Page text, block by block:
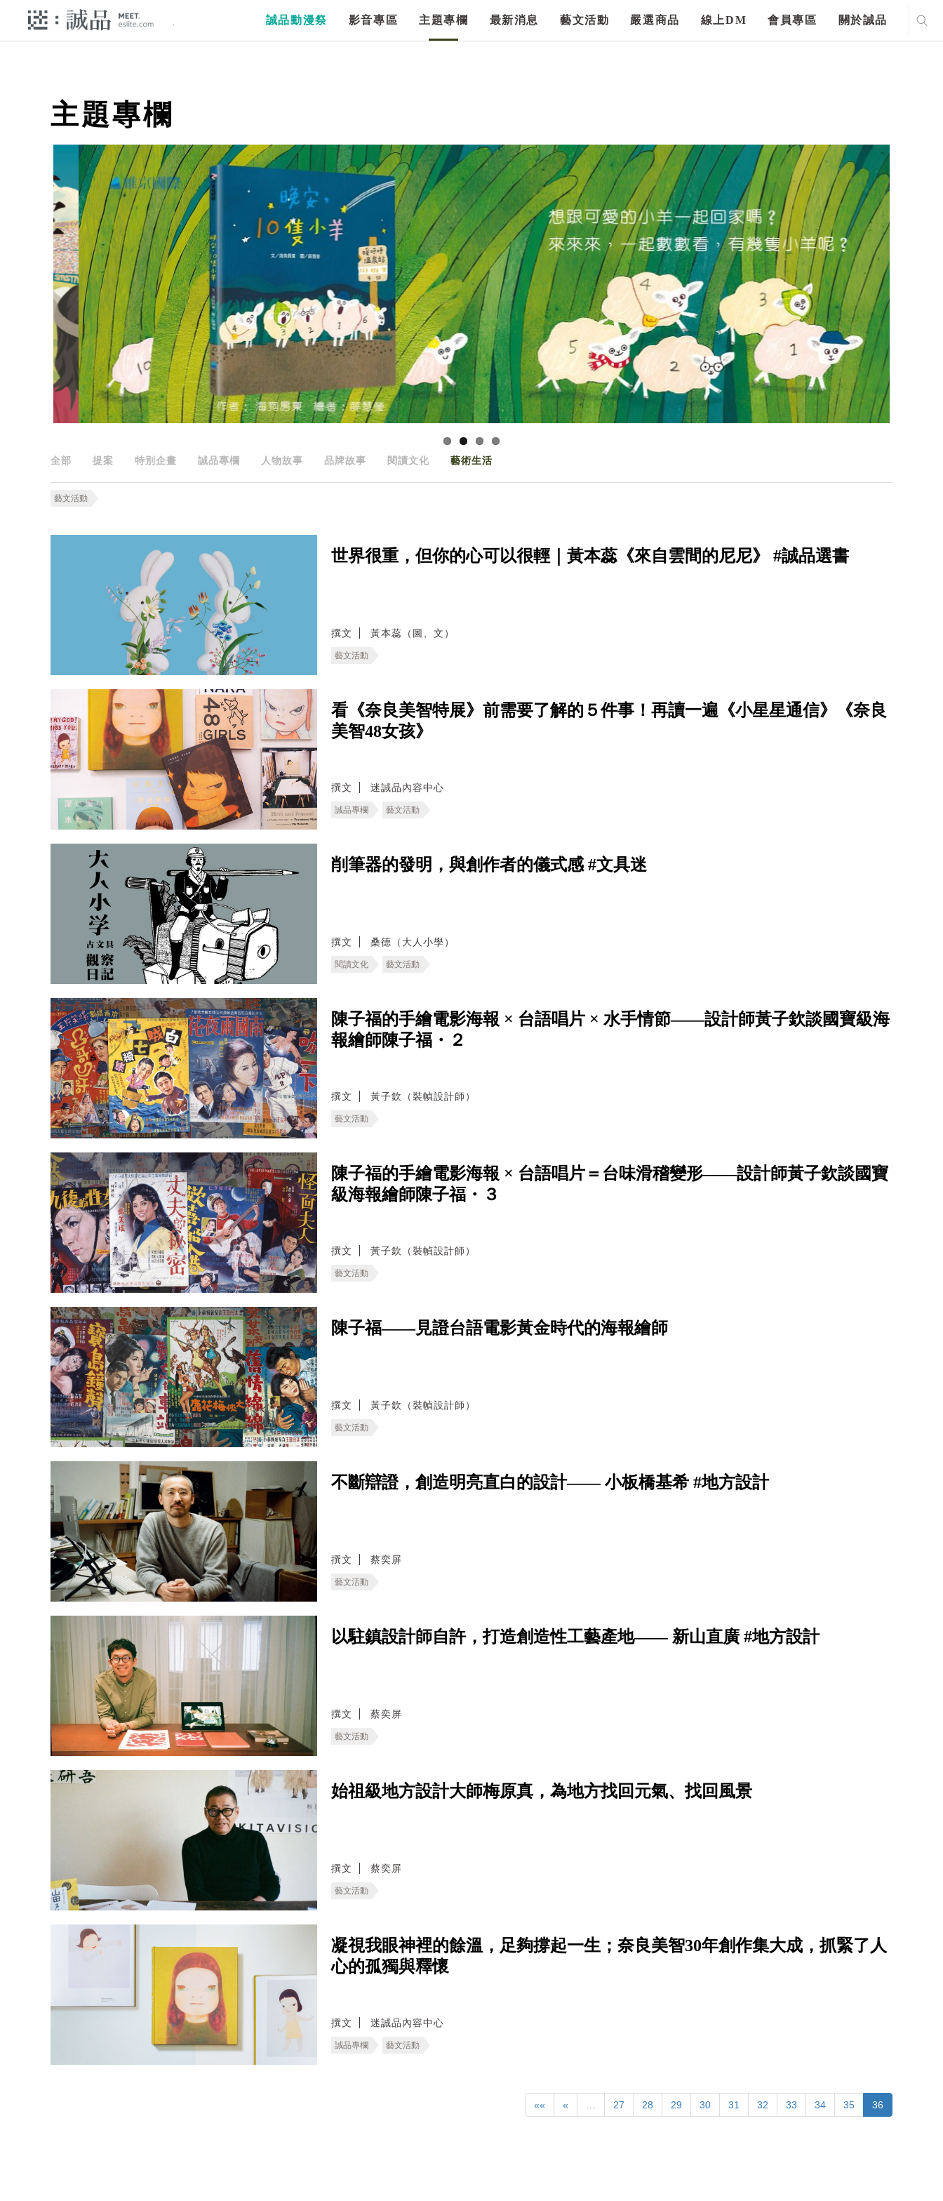
誠品動漫祭 影音專區 主題專欄 最新消息 藝文活動 嚴選商品 線上DM 會員專區 關於誠品
主題專欄
全部 提案 特別企畫 誠品專欄 人物故事 品牌故事 閱讀文化 藝術生活
藝文活動
世界很重，但你的心可以很輕｜黃本蕊《來自雲間的尼尼》 #誠品選書
撰文 黃本蕊（圖、文）
藝文活動
看《奈良美智特展》前需要了解的５件事！再讀一遍《小星星通信》《奈良
美智48女孩》
撰文 迷誠品內容中心
誠品專欄 藝文活動
削筆器的發明，與創作者的儀式感 #文具迷
撰文 桑德（大人小學）
閱讀文化 藝文活動
陳子福的手繪電影海報 × 台語唱片 × 水手情節——設計師黃子欽談國寶級海
報繪師陳子福・２
撰文 黃子欽（裝幀設計師）
藝文活動
陳子福的手繪電影海報 × 台語唱片＝台味滑稽變形——設計師黃子欽談國寶
級海報繪師陳子福・３
撰文 黃子欽（裝幀設計師）
藝文活動
陳子福——見證台語電影黃金時代的海報繪師
撰文 黃子欽（裝幀設計師）
藝文活動
不斷辯證，創造明亮直白的設計—— 小板橋基希 #地方設計
撰文 蔡奕屏
藝文活動
以駐鎮設計師自許，打造創造性工藝產地—— 新山直廣 #地方設計
撰文 蔡奕屏
藝文活動
始祖級地方設計大師梅原真，為地方找回元氣、找回風景
撰文 蔡奕屏
藝文活動
凝視我眼神裡的餘溫，足夠撐起一生；奈良美智30年創作集大成，抓緊了人
心的孤獨與釋懷
撰文 迷誠品內容中心
誠品專欄 藝文活動
«« « … 27 28 29 30 31 32 33 34 35 36